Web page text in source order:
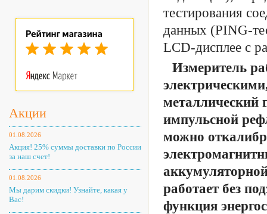
Акции
01.08.2026
Акция! 25% суммы доставки по России
за наш счет!
01.08.2026
Мы дарим скидки! Узнайте, какая у
Вас!
тестирования
данных (PING-
LCD-дисплее с
Измеритель
металлический
импульсной
можно
работает без
функция